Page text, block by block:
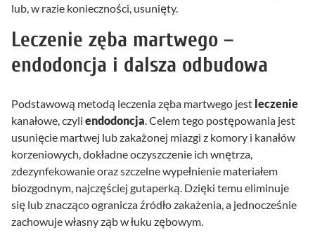
lub, w razie konieczności, usunięty.
Leczenie zęba martwego –
endodoncja i dalsza odbudowa
Podstawową metodą leczenia zęba martwego jest leczenie
kanałowe, czyli endodoncja. Celem tego postępowania jest
usunięcie martwej lub zakażonej miazgi z komory i kanałów
korzeniowych, dokładne oczyszczenie ich wnętrza,
zdezynfekowanie oraz szczelne wypełnienie materiałem
biozgodnym, najczęściej gutaperką. Dzięki temu eliminuje
się lub znacząco ogranicza źródło zakażenia, a jednocześnie
zachowuje własny ząb w łuku zębowym.